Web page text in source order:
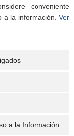
conveniente
a la información. Ver
a la Información